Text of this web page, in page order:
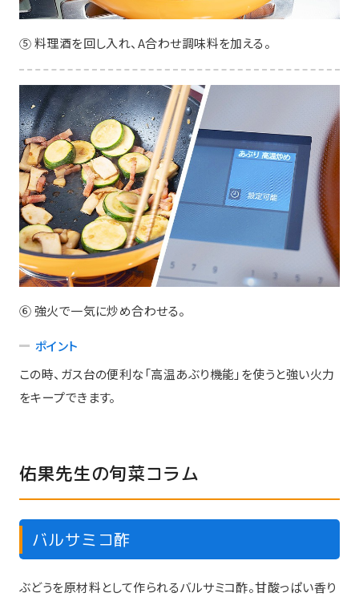
⑤ 料理酒を回し入れ、A合わせ調味料を加える。
⑥ 強火で一気に炒め合わせる。
ポイント
この時、ガス台の便利な「高温あぶり機能」を使うと強い火力
をキープできます。
佑果先生の旬菜コラム
バルサミコ酢
ぶどうを原材料として作られるバルサミコ酢。甘酸っぱい香り